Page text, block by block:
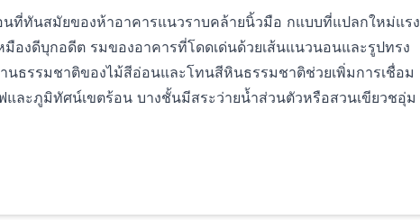
ที่ทันสมัยของห้าอาคารแนวราบคล้ายนิ้วมือ กแบบที่แปลกใหม่แรง
องดีบุกอดีต รมของอาคารที่โดดเด่นด้วยเส้นแนวนอนและรูปทรง
ธรรมชาติของไม้สีอ่อนและโทนสีหินธรรมชาติช่วยเพิ่มการเชื่อม
ละภูมิทัศน์เขตร้อน บางชั้นมีสระว่ายน้ำส่วนตัวหรือสวนเขียวชอุ่ม